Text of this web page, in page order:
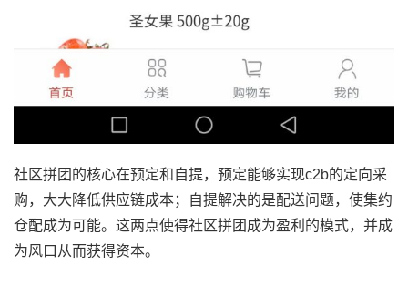
社区拼团的核心在预定和自提，预定能够实现c2b的定向采
购，大大降低供应链成本；自提解决的是配送问题，使集约
仓配成为可能。这两点使得社区拼团成为盈利的模式，并成
为风口从而获得资本。